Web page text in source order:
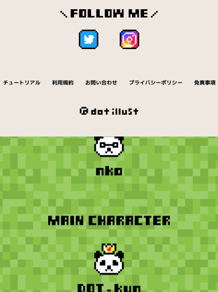
チュートリアル 利用規約 お問い合わせ プライバシーポリシー 免責事項